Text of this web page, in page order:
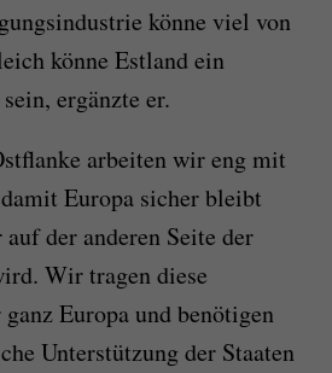
könne viel von
könne Estland ein
ergänzte er.
arbeiten wir eng mit
Europa sicher bleibt
der anderen Seite der
Wir tragen diese
Europa und benötigen
Unterstützung der Staaten